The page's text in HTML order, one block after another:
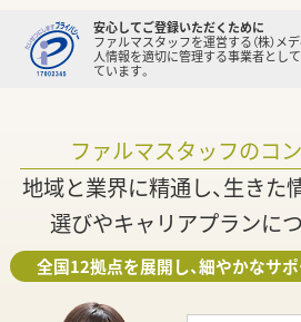
安心してご登録いただくために
ファルマスタッフを運営する（株）メ
人情報を適切に管理する事業者とし
ています。
ファルマスタッフのコ
地域と業界に精通し、生きた
選びやキャリアプランに
全国12拠点を展開し、細やかなサ